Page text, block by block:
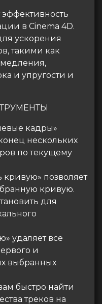
в Cinema 4D.
ускорения
такими как
и упругости и
кадры»
нескольких
по текущему
кривую» позволяет
кривую.
для
удаляет все
и
выбранных
быстро найти
треков на